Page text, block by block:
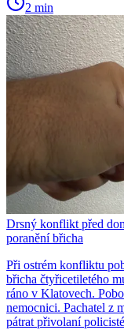
2 min
Drsný konflikt před
poranění břicha
Při ostrém konfliktu
břicha čtyřicetiletého
ráno v Klatovech.
nemocnici. Pachatel z
pátrat přivolaní